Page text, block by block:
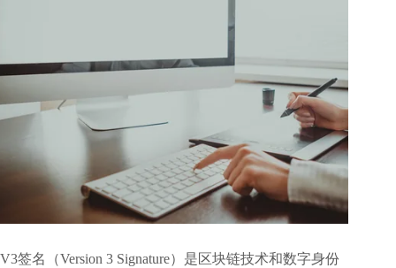
V3签名（Version 3 Signature）是区块链技术和数字身份